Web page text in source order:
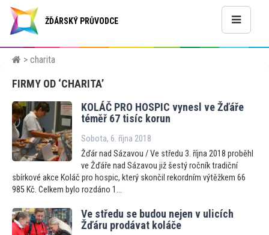
ŽĎÁRSKÝ PRŮVODCE
> charita
FIRMY OD ‘CHARITA’
KOLÁČ PRO HOSPIC vynesl ve Žďáře
téměř 67 tisíc korun
Sobota, 6. října 2018
Žďár nad Sázavou / Ve středu 3. října 2018 proběhl
ve Žďáře nad Sázavou již šestý ročník tradiční
sbírkové akce Koláč pro hospic, který skončil rekordním výtěžkem 66
985 Kč. Celkem bylo rozdáno 1...
Ve středu se budou nejen v ulicích
Žďáru prodávat koláče